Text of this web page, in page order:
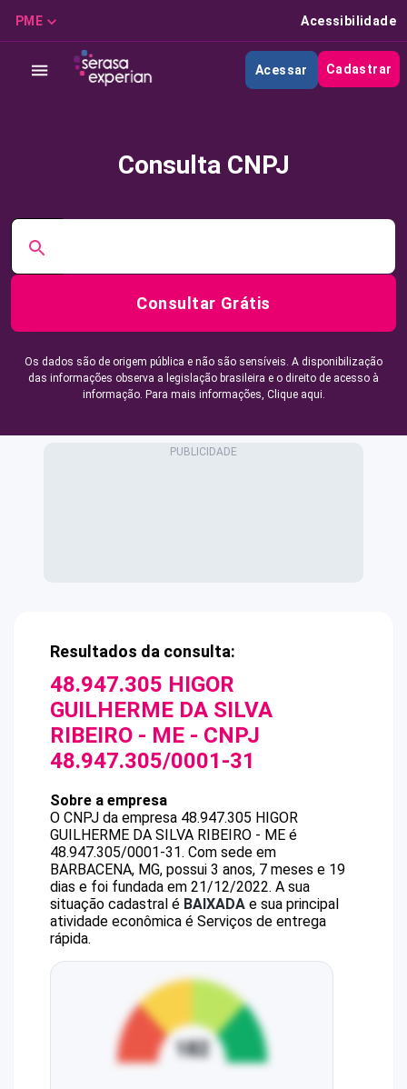
PME Acessibilidade
Acessar Cadastrar
Consulta CNPJ
Consultar Grátis
Os dados são de origem pública e não são sensíveis. A disponibilização
das informações observa a legislação brasileira e o direito de acesso à
informação. Para mais informações, Clique aqui.
Resultados da consulta:
48.947.305 HIGOR
GUILHERME DA SILVA
RIBEIRO - ME - CNPJ
48.947.305/0001-31
Sobre a empresa
O CNPJ da empresa 48.947.305 HIGOR
GUILHERME DA SILVA RIBEIRO - ME é
48.947.305/0001-31. Com sede em
BARBACENA, MG, possui 3 anos, 7 meses e 19
dias e foi fundada em 21/12/2022. A sua
situação cadastral é BAIXADA e sua principal
atividade econômica é Serviços de entrega
rápida.